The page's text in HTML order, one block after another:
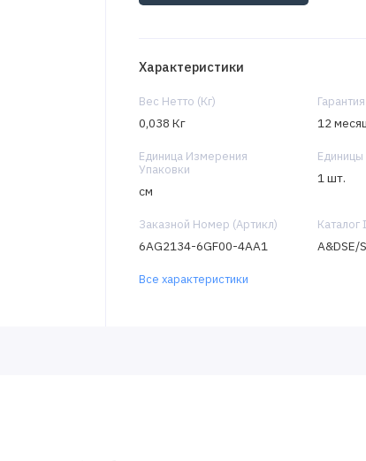
Характеристики
Вес Нетто (Кг)
0,038 Кг
Гарантия
12
Единица Измерения
Упаковки
см
1 шт.
Заказной Номер (Артикл)
6AG2134-6GF00-4AA1
Каталог
A&DSE/
Все характеристики